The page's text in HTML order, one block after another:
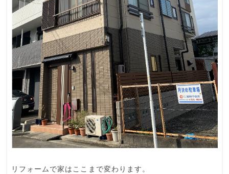
リフォームで家はここまで変わります。